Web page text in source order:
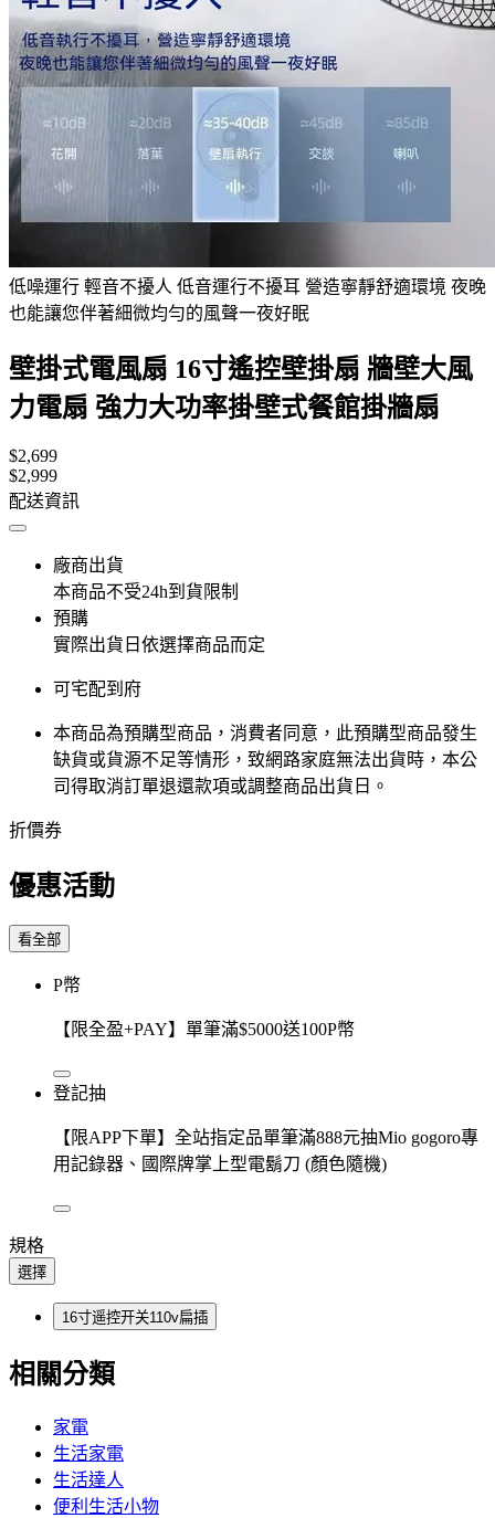
低噪運行 輕音不擾人 低音運行不擾耳 營造寧靜舒適環境 夜晚
也能讓您伴著細微均勻的風聲一夜好眠
壁掛式電風扇 16寸遙控壁掛扇 牆壁大風
力電扇 強力大功率掛壁式餐館掛牆扇
$2,699
$2,999
配送資訊
廠商出貨
本商品不受24h到貨限制
預購
實際出貨日依選擇商品而定
可宅配到府
本商品為預購型商品，消費者同意，此預購型商品發生
缺貨或貨源不足等情形，​致網路家庭無法出貨時，本公
司得取消訂單退還款項或調整商品出貨日。
折價券
優惠活動
看全部
P幣
【限全盈+PAY】單筆滿$5000送100P幣
登記抽
【限APP下單】全站指定品單筆滿888元抽Mio gogoro專
用記錄器、國際牌掌上型電鬍刀 (顏色隨機)
規格
選擇
16寸遥控开关110v扁插
相關分類
家電
生活家電
生活達人
便利生活小物